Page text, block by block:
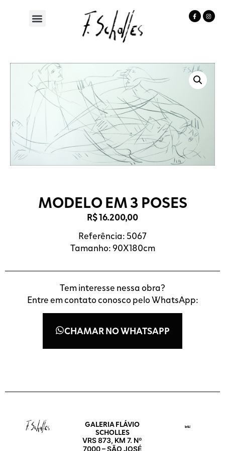
MODELO EM 3 POSES
R$16.200,00
Referência: 5067
Tamanho: 90X180cm
Tem interesse nessa obra?
Entre em contato conosco pelo WhatsApp:
CHAMAR NO WHATSAPP
GALERIA FLÁVIO
SCHOLLES
VRS 873, KM 7. Nº
7000 – SÃO JOSÉ